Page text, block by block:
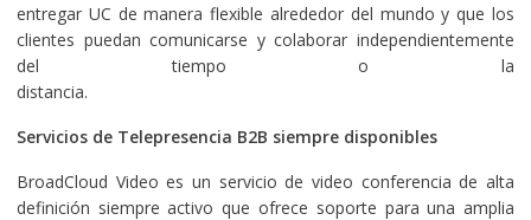
entregar UC de manera flexible alrededor del mundo y que los
clientes puedan comunicarse y colaborar independientemente
del tiempo o la
distancia.
Servicios de Telepresencia B2B siempre disponibles
BroadCloud Video es un servicio de video conferencia de alta
definición siempre activo que ofrece soporte para una amplia